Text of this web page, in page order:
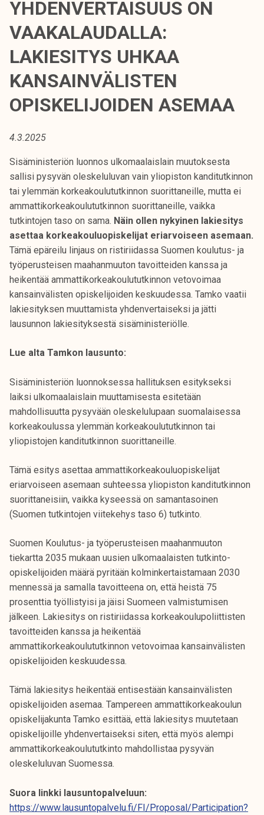
t
k
o
r
k
e
a
o
u
i
k
e
l
i
a
u
n
a
YHDENVERTAISUUS ON
VAAKALAUDALLA:
LAKIESITYS UHKAA
KANSAINVÄLISTEN
OPISKELIJOIDEN ASEMAA
4.3.2025
Sisäministeriön luonnos ulkomaalaislain muutoksesta
sallisi pysyvän oleskeluluvan vain yliopiston kanditutkinnon
tai ylemmän korkeakoulututkinnon suorittaneille, mutta ei
ammattikorkeakoulututkinnon suorittaneille, vaikka
tutkintojen taso on sama. Näin ollen nykyinen lakiesitys
asettaa korkeakouluopiskelijat eriarvoiseen asemaan.
Tämä epäreilu linjaus on ristiriidassa Suomen koulutus- ja
työperusteisen maahanmuuton tavoitteiden kanssa ja
heikentää ammattikorkeakoulututkinnon vetovoimaa
kansainvälisten opiskelijoiden keskuudessa. Tamko vaatii
lakiesityksen muuttamista yhdenvertaiseksi ja jätti
lausunnon lakiesityksestä sisäministeriölle.
Lue alta Tamkon lausunto:
Sisäministeriön luonnoksessa hallituksen esitykseksi
laiksi ulkomaalaislain muuttamisesta esitetään
mahdollisuutta pysyvään oleskelulupaan suomalaisessa
korkeakoulussa ylemmän korkeakoulututkinnon tai
yliopistojen kanditutkinnon suorittaneille.
Tämä esitys asettaa ammattikorkeakouluopiskelijat
eriarvoiseen asemaan suhteessa yliopiston kanditutkinnon
suorittaneisiin, vaikka kyseessä on samantasoinen
(Suomen tutkintojen viitekehys taso 6) tutkinto.
Suomen Koulutus- ja työperusteisen maahanmuuton
tiekartta 2035 mukaan uusien ulkomaalaisten tutkinto-
opiskelijoiden määrä pyritään kolminkertaistamaan 2030
mennessä ja samalla tavoitteena on, että heistä 75
prosenttia työllistyisi ja jäisi Suomeen valmistumisen
jälkeen. Lakiesitys on ristiriidassa korkeakoulupoliittisten
tavoitteiden kanssa ja heikentää
ammattikorkeakoulututkinnon vetovoimaa kansainvälisten
opiskelijoiden keskuudessa.
Tämä lakiesitys heikentää entisestään kansainvälisten
opiskelijoiden asemaa. Tampereen ammattikorkeakoulun
opiskelijakunta Tamko esittää, että lakiesitys muutetaan
opiskelijoille yhdenvertaiseksi siten, että myös alempi
ammattikorkeakoulututkinto mahdollistaa pysyvän
oleskeluluvan Suomessa.
Suora linkki lausuntopalveluun:
https://www.lausuntopalvelu.fi/FI/Proposal/Participation?